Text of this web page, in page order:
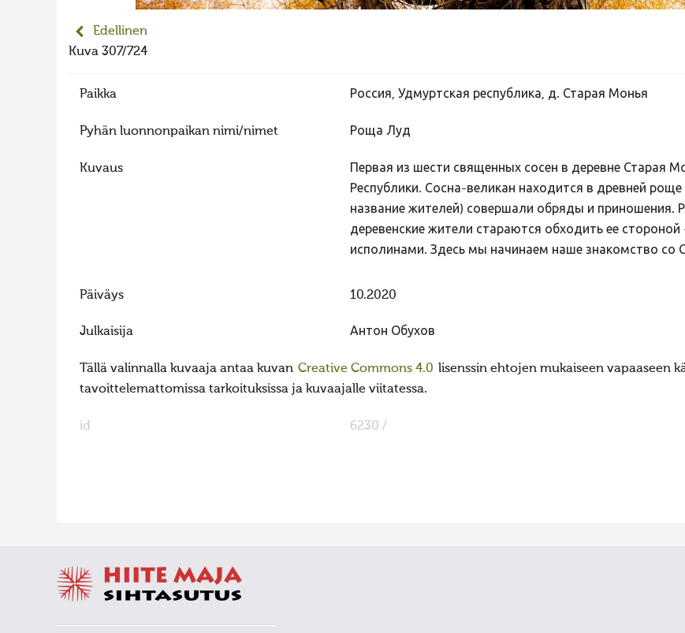
Edellinen
Kuva 307/724
Paikka Россия, Удмуртская республика, д. Старая Монья
Pyhän luonnonpaikan nimi/nimet Роща Луд
Kuvaus
Первая из шести священных сосен в деревне Старая
Республики. Сосна-великан находится в древней
название жителей) совершали обряды и приношения.
деревенские жители стараются обходить ее
исполинами. Здесь мы начинаем наше знакомство
Päiväys 10.2020
Julkaisija Антон Обухов
Tällä valinnalla kuvaaja antaa kuvan Creative Commons 4.0 lisenssin ehtojen mukaiseen vapaaseen
tavoittelemattomissa tarkoituksissa ja kuvaajalle viitatessa.
id 6230 /